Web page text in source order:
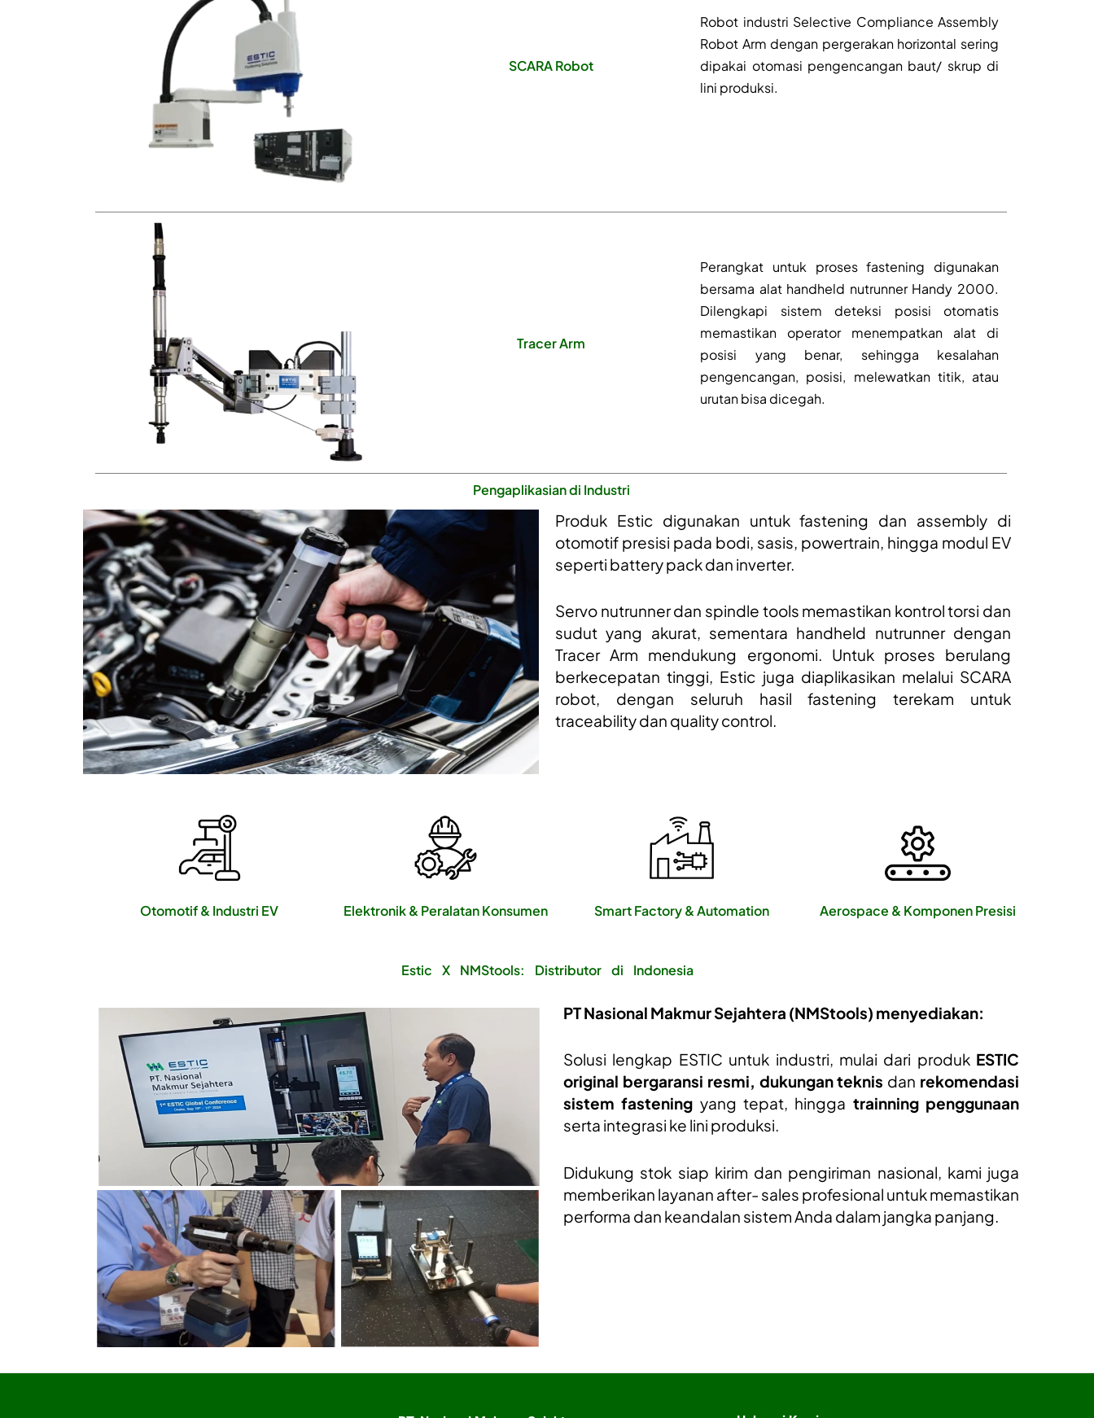
SCARA Robot
Robot industri Selective Compliance Assembly
Robot Arm dengan pergerakan horizontal sering
dipakai otomasi pengencangan baut/ skrup di
lini produksi.
Tracer Arm
Perangkat untuk proses fastening digunakan
bersama alat handheld nutrunner Handy 2000.
Dilengkapi sistem deteksi posisi otomatis
memastikan operator menempatkan alat di
posisi yang benar, sehingga kesalahan
pengencangan, posisi, melewatkan titik, atau
urutan bisa dicegah.
Pengaplikasian di Industri
Produk Estic digunakan untuk fastening dan assembly di
otomotif presisi pada bodi, sasis, powertrain, hingga modul EV
seperti battery pack dan inverter.
Servo nutrunner dan spindle tools memastikan kontrol torsi dan
sudut yang akurat, sementara handheld nutrunner dengan
Tracer Arm mendukung ergonomi. Untuk proses berulang
berkecepatan tinggi, Estic juga diaplikasikan melalui SCARA
robot, dengan seluruh hasil fastening terekam untuk
traceability dan quality control.
Otomotif & Industri EV Elektronik & Peralatan Konsumen Smart Factory & Automation Aerospace & Komponen Presisi
Estic X NMStools: Distributor di Indonesia
PT Nasional Makmur Sejahtera (NMStools) menyediakan:
Solusi lengkap ESTIC untuk industri, mulai dari produk ESTIC
original bergaransi resmi, dukungan teknis dan rekomendasi
sistem fastening yang tepat, hingga trainning penggunaan
serta integrasi ke lini produksi.
Didukung stok siap kirim dan pengiriman nasional, kami juga
memberikan layanan after- sales profesional untuk memastikan
performa dan keandalan sistem Anda dalam jangka panjang.